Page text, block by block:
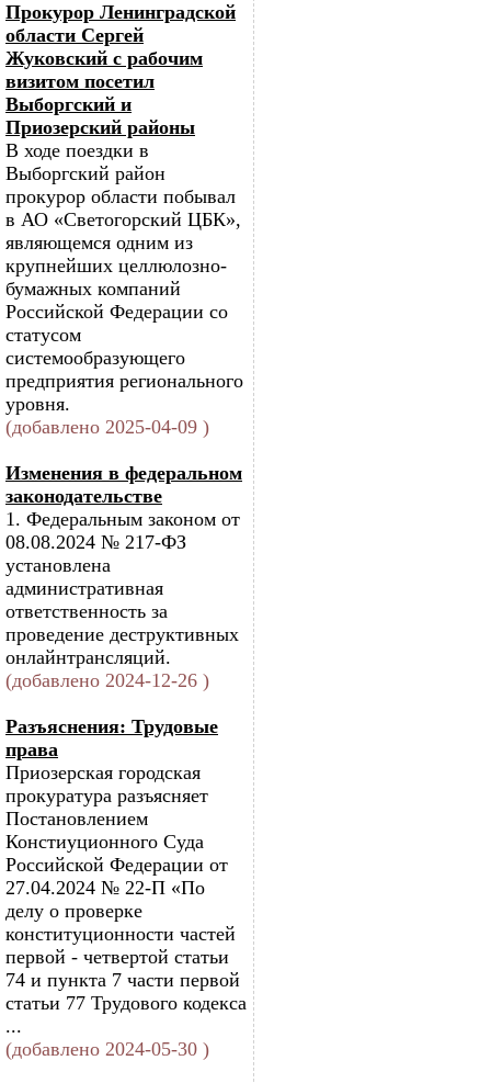
Прокурор Ленинградской
области Сергей
Жуковский с рабочим
визитом посетил
Выборгский и
Приозерский районы
В ходе поездки в
Выборгский район
прокурор области побывал
в АО «Светогорский ЦБК»,
являющемся одним из
крупнейших целлюлозно-
бумажных компаний
Российской Федерации со
статусом
системообразующего
предприятия регионального
уровня.
(добавлено 2025-04-09 )
Изменения в федеральном
законодательстве
1. Федеральным законом от
08.08.2024 № 217-ФЗ
установлена
административная
ответственность за
проведение деструктивных
онлайнтрансляций.
(добавлено 2024-12-26 )
Разъяснения: Трудовые
права
Приозерская городская
прокуратура разъясняет
Постановлением
Констиуционного Суда
Российской Федерации от
27.04.2024 № 22-П «По
делу о проверке
конституционности частей
первой - четвертой статьи
74 и пункта 7 части первой
статьи 77 Трудового кодекса
...
(добавлено 2024-05-30 )